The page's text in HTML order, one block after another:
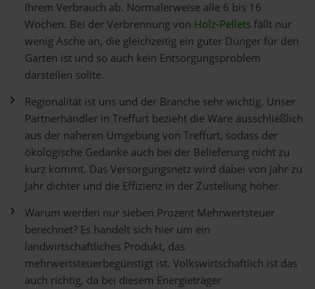
Ihrem Verbrauch ab. Normalerweise alle 6 bis 16
Wochen. Bei der Verbrennung von Holz-Pelletsfällt nur
wenig Asche an, die gleichzeitig ein guter Dünger für den
Garten ist und so auch kein Entsorgungsproblem
darstellen sollte.
Regionalität ist uns und der Branche sehr wichtig. Unser
Partnerhändler in Treffurt bezieht die Ware ausschließlich
aus der näheren Umgebung von Treffurt, sodass der
ökologische Gedanke auch bei der Belieferung nicht zu
kurz kommt. Das Versorgungsnetz wird dabei von Jahr zu
Jahr dichter und die Effizienz in der Zustellung höher.
Warum werden nur sieben Prozent Mehrwertsteuer
berechnet? Es handelt sich hier um ein
landwirtschaftliches Produkt, das
mehrwertsteuerbegünstigt ist. Volkswirtschaftlich ist das
auch richtig, da bei diesem Energieträger